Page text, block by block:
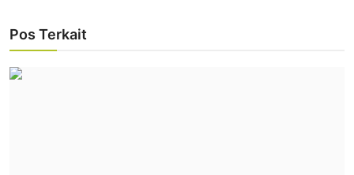
Pos Terkait